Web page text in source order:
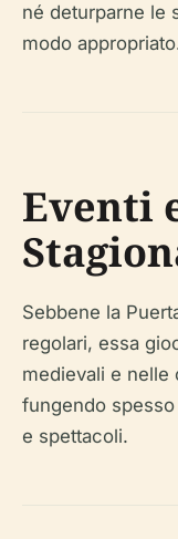
né deturparne le
modo
Eventi
Sebbene la
regolari, essa
medievali e nelle
fungendo
e spettacoli.